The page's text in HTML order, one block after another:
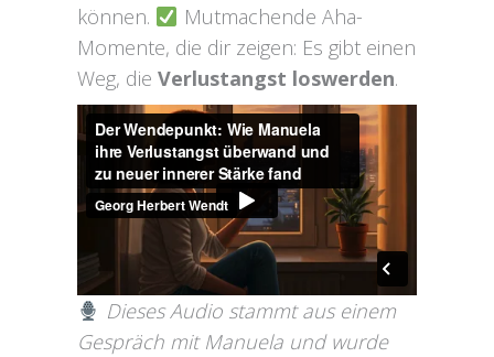
können.
Mutmachende Aha-
Momente, die dir zeigen: Es gibt einen
Weg, die Verlustangst loswerden.
Dieses Audio stammt aus einem
Gespräch mit Manuela und wurde